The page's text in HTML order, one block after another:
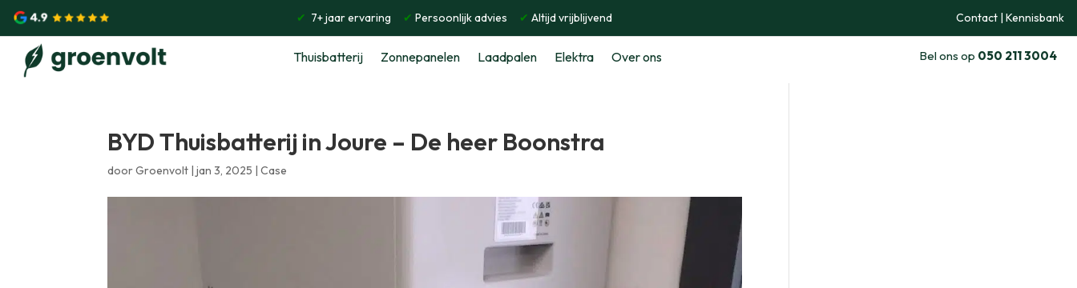
✔ 7+ jaar ervaring ✔ Persoonlijk advies ✔ Altijd vrijblijvend Contact | Kennisbank
Thuisbatterij Zonnepanelen Laadpalen Elektra Over ons Bel ons op 050 211 3004
BYD Thuisbatterij in Joure – De heer Boonstra
doorGroenvolt |jan 3, 2025 |Case